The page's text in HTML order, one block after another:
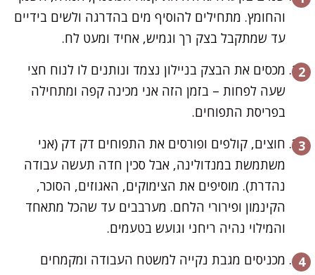
והחומץ. מתחילים להוסיף מים בהדרגה ולשים בידיים
עד שמתקבל בצק רך וגמיש, אחיד ומעט לח.
מכסים את הבצק בניילון נצמד ונותנים לו לנוח חצי
שעה לפחות – בזמן הזה אני מכינה קפה ומתחילה
בפריסת התפוחים.
חוצים, קולפים ופורסים את התפוחים דק דק (אני
משתמשת במנדולינה, אבל סכין חדה תעשה עבודה
נהדרת). מוסיפים את הצימוקים, האגוזים, הסוכר,
הקינמון ופירורי הלחם. מערבבים עד שהכל מתאחד
והמילוי נהיה ריחני וגועש בטעמים.
מכניסים מגבת נקייה למשטח העבודה ומקמחים